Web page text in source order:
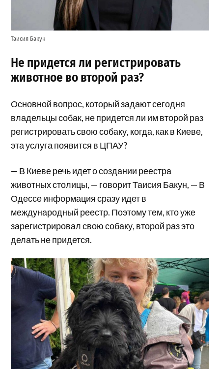
Таисия Бакун
Не придется ли регистрировать
животное во второй раз?
Основной вопрос, который задают сегодня
владельцы собак, не придется ли им второй раз
регистрировать свою собаку, когда, как в Киеве,
эта услуга появится в ЦПАУ?
— В Киеве речь идет о создании реестра
животных столицы, — говорит Таисия Бакун, — В
Одессе информация сразу идет в
международный реестр. Поэтому тем, кто уже
зарегистрировал свою собаку, второй раз это
делать не придется.